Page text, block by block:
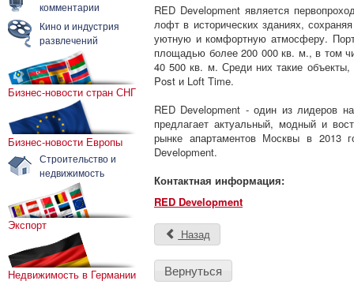
комментарии
Кино и индустрия
развлечений
Бизнес-новости стран СНГ
Бизнес-новости Европы
Строительство и
недвижимость
Экспорт
Недвижимость в Германии
RED Development является
лофт в исторических зданиях,
уютную и комфортную атмосферу.
площадью более 200 000 кв. м., в том
40 500 кв. м. Среди них такие
Post и Loft Time.
RED Development - один из лидеров
предлагает актуальный, модный и
рынке апартаментов Москвы в 2013
Development.
Контактная информация:
RED Development
Назад
Вернуться